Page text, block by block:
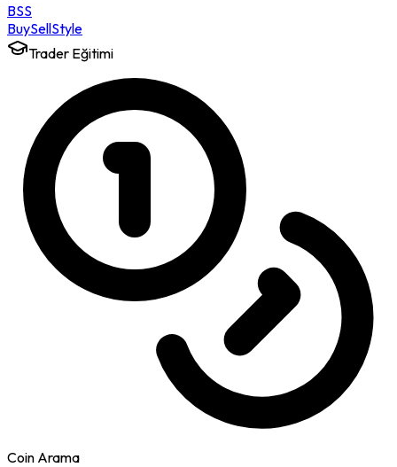
BSS
BuySellStyle
Trader Eğitimi
Coin Arama